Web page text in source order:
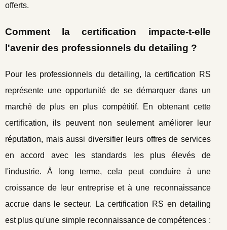
offerts.
Comment la certification impacte-t-elle
l'avenir des professionnels du detailing ?
Pour les professionnels du detailing, la certification RS
représente une opportunité de se démarquer dans un
marché de plus en plus compétitif. En obtenant cette
certification, ils peuvent non seulement améliorer leur
réputation, mais aussi diversifier leurs offres de services
en accord avec les standards les plus élevés de
l'industrie. À long terme, cela peut conduire à une
croissance de leur entreprise et à une reconnaissance
accrue dans le secteur. La certification RS en detailing
est plus qu'une simple reconnaissance de compétences :